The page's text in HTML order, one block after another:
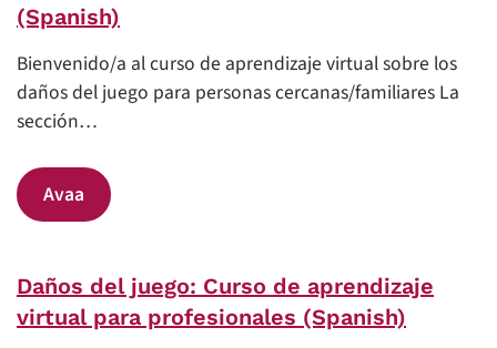
(Spanish)
Bienvenido/a al curso de aprendizaje virtual sobre los
daños del juego para personas cercanas/familiares La
sección…
Avaa
Daños del juego: Curso de aprendizaje
virtual para profesionales (Spanish)